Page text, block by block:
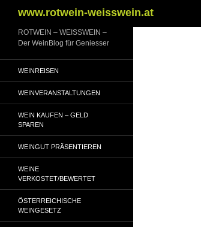
www.rotwein-weisswein.at
ROTWEIN – WEISSWEIN –
Der WeinBlog für Geniesser
WEINREISEN
WEINVERANSTALTUNGEN
WEIN KAUFEN – GELD
SPAREN
WEINGUT PRÄSENTIEREN
WEINE
VERKOSTET/BEWERTET
ÖSTERREICHISCHE
WEINGESETZ